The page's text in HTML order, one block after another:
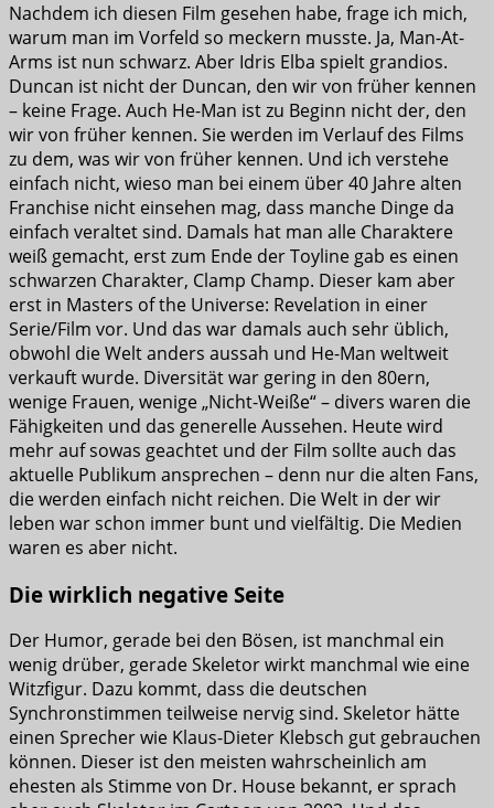
Nachdem ich diesen Film gesehen habe, frage ich mich,
warum man im Vorfeld so meckern musste. Ja, Man-At-
Arms ist nun schwarz. Aber Idris Elba spielt grandios.
Duncan ist nicht der Duncan, den wir von früher kennen
– keine Frage. Auch He-Man ist zu Beginn nicht der, den
wir von früher kennen. Sie werden im Verlauf des Films
zu dem, was wir von früher kennen. Und ich verstehe
einfach nicht, wieso man bei einem über 40 Jahre alten
Franchise nicht einsehen mag, dass manche Dinge da
einfach veraltet sind. Damals hat man alle Charaktere
weiß gemacht, erst zum Ende der Toyline gab es einen
schwarzen Charakter, Clamp Champ. Dieser kam aber
erst in Masters of the Universe: Revelation in einer
Serie/Film vor. Und das war damals auch sehr üblich,
obwohl die Welt anders aussah und He-Man weltweit
verkauft wurde. Diversität war gering in den 80ern,
wenige Frauen, wenige „Nicht-Weiße“ – divers waren die
Fähigkeiten und das generelle Aussehen. Heute wird
mehr auf sowas geachtet und der Film sollte auch das
aktuelle Publikum ansprechen – denn nur die alten Fans,
die werden einfach nicht reichen. Die Welt in der wir
leben war schon immer bunt und vielfältig. Die Medien
waren es aber nicht.
Die wirklich negative Seite
Der Humor, gerade bei den Bösen, ist manchmal ein
wenig drüber, gerade Skeletor wirkt manchmal wie eine
Witzfigur. Dazu kommt, dass die deutschen
Synchronstimmen teilweise nervig sind. Skeletor hätte
einen Sprecher wie Klaus-Dieter Klebsch gut gebrauchen
können. Dieser ist den meisten wahrscheinlich am
ehesten als Stimme von Dr. House bekannt, er sprach